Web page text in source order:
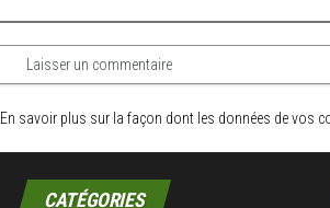
En savoir plus sur la façon dont les données de vos
CATÉGORIES